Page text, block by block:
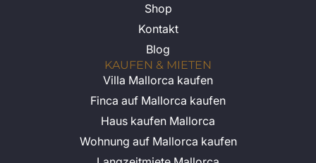
Shop
Kontakt
Blog
KAUFEN & MIETEN
Villa Mallorca kaufen
Finca auf Mallorca kaufen
Haus kaufen Mallorca
Wohnung auf Mallorca kaufen